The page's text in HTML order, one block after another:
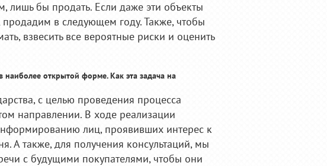
бы продать. Если даже эти объекты
продадим в следующем году. Также, чтобы
взвесить все вероятные риски и оценить
наиболее открытой форме. Как эта задача на
с целью проведения процесса
направлении. В ходе реализации
лиц, проявивших интерес к
А также, для получения консультаций, мы
с будущими покупателями, чтобы они